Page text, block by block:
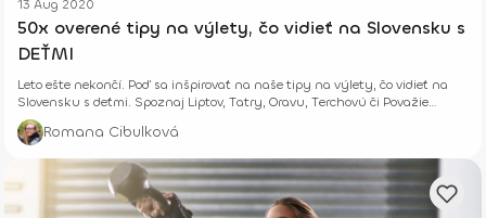
13 Aug 2020
50x overené tipy na výlety, čo vidieť na Slovensku s
DEŤMI
Leto ešte nekončí. Poď sa inšpirovať na naše tipy na výlety, čo vidieť na
Slovensku s deťmi. Spoznaj Liptov, Tatry, Oravu, Terchovú či Považie
bližšie.
Romana Cibulková